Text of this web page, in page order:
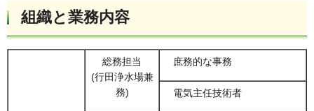
組織と業務内容
総務担当
(行田浄水場兼
務)
庶務的な事務
電気主任技術者